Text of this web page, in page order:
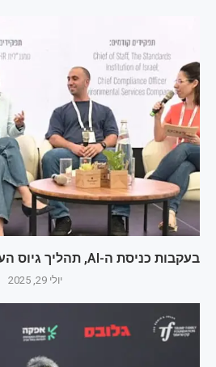
בעקבות כניסת ה-AI, תהליך גיוס העובדים השתנה לחלוטין
יולי 29, 2025